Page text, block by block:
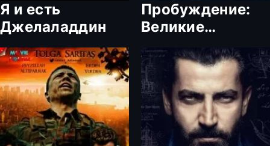
Я и есть
Джелаладдин
Пробуждение:
Великие
Сельджуки